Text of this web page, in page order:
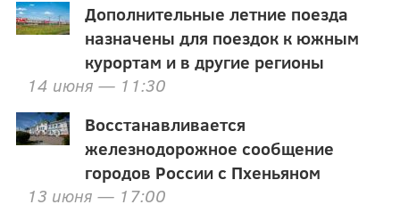
Дополнительные летние поезда
назначены для поездок к южным
курортам и в другие регионы
14 июня — 11:30
Восстанавливается
железнодорожное сообщение
городов России с Пхеньяном
13 июня — 17:00